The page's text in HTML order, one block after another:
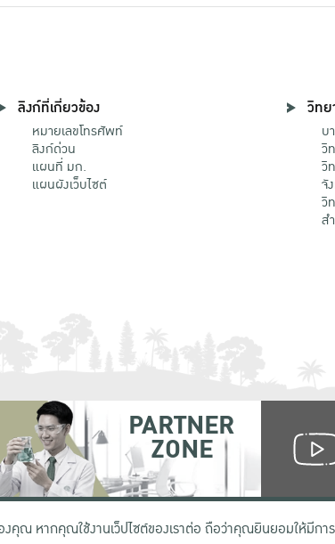
ลิงก์ที่เกี่ยวข้อง
หมายเลขโทรศัพท์
ลิงก์ด่วน
แผนที่ มก.
แผนผังเว็บไซต์
วิทย
บ
วิ
วิ
จั
วิ
ส
PARTNER
ZONE
2942 8200-45
คุณ หากคุณใช้งานเว็ปไซต์ของเราต่อ ถือว่าคุณยินยอมให้มีกา